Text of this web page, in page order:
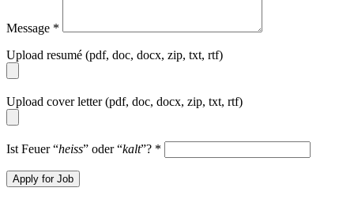
Message *
Upload resumé (pdf, doc, docx, zip, txt, rtf)
Upload cover letter (pdf, doc, docx, zip, txt, rtf)
Ist Feuer “heiss” oder “kalt”? *